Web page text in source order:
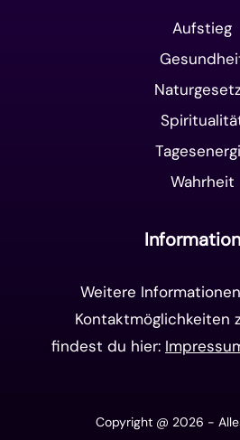
Aufstieg
Wahrheit
Weitere
Kontaktmöglichkeiten
findest du hier:
Copyright @ 2026 -